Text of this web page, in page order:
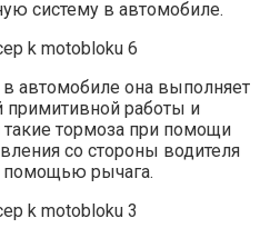
систему в автомобиле.
в автомобиле она выполняет
примитивной работы и
такие тормоза при помощи
со стороны водителя
помощью рычага.